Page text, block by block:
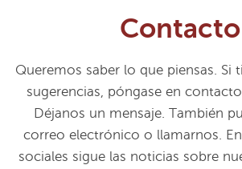
Contacto
Queremos saber lo que piensas. Si
sugerencias, póngase en
Déjanos un mensaje. También
correo electrónico o llamarnos.
sociales sigue las noticias sobre